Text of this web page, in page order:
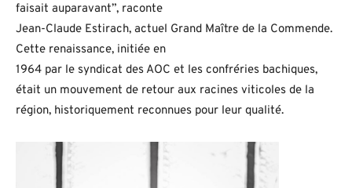
faisait auparavant”, raconte
Jean-Claude Estirach, actuel Grand Maître de la Commende.
Cette renaissance, initiée en
1964 par le syndicat des AOC et les confréries bachiques,
était un mouvement de retour aux racines viticoles de la
région, historiquement reconnues pour leur qualité.